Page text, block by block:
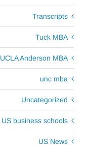
Transcripts
Tuck MBA
UCLA Anderson MBA
unc mba
Uncategorized
US business schools
US News